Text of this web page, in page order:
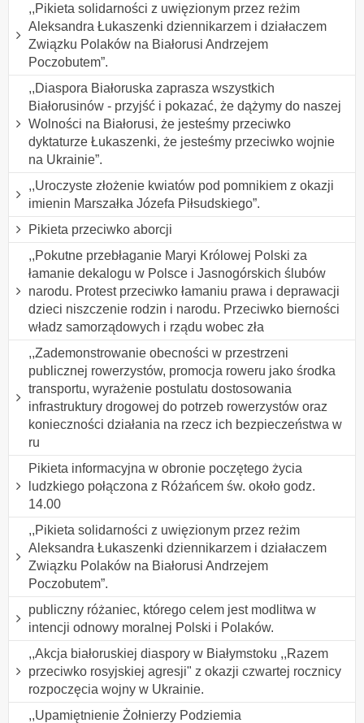
,,Pikieta solidarności z uwięzionym przez reżim
Aleksandra Łukaszenki dziennikarzem i działaczem
Związku Polaków na Białorusi Andrzejem
Poczobutem”.
,,Diaspora Białoruska zaprasza wszystkich
Białorusinów - przyjść i pokazać, że dążymy do naszej
Wolności na Białorusi, że jesteśmy przeciwko
dyktaturze Łukaszenki, że jesteśmy przeciwko wojnie
na Ukrainie”.
,,Uroczyste złożenie kwiatów pod pomnikiem z okazji
imienin Marszałka Józefa Piłsudskiego”.
Pikieta przeciwko aborcji
,,Pokutne przebłaganie Maryi Królowej Polski za
łamanie dekalogu w Polsce i Jasnogórskich ślubów
narodu. Protest przeciwko łamaniu prawa i deprawacji
dzieci niszczenie rodzin i narodu. Przeciwko bierności
władz samorządowych i rządu wobec zła
,,Zademonstrowanie obecności w przestrzeni
publicznej rowerzystów, promocja roweru jako środka
transportu, wyrażenie postulatu dostosowania
infrastruktury drogowej do potrzeb rowerzystów oraz
konieczności działania na rzecz ich bezpieczeństwa w
ru
Pikieta informacyjna w obronie poczętego życia
ludzkiego połączona z Różańcem św. około godz.
14.00
,,Pikieta solidarności z uwięzionym przez reżim
Aleksandra Łukaszenki dziennikarzem i działaczem
Związku Polaków na Białorusi Andrzejem
Poczobutem”.
publiczny różaniec, którego celem jest modlitwa w
intencji odnowy moralnej Polski i Polaków.
,,Akcja białoruskiej diaspory w Białymstoku ,,Razem
przeciwko rosyjskiej agresji" z okazji czwartej rocznicy
rozpoczęcia wojny w Ukrainie.
,,Upamiętnienie Żołnierzy Podziemia